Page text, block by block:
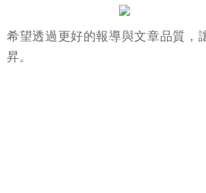
希望透過更好的報導與文章品質，
昇。